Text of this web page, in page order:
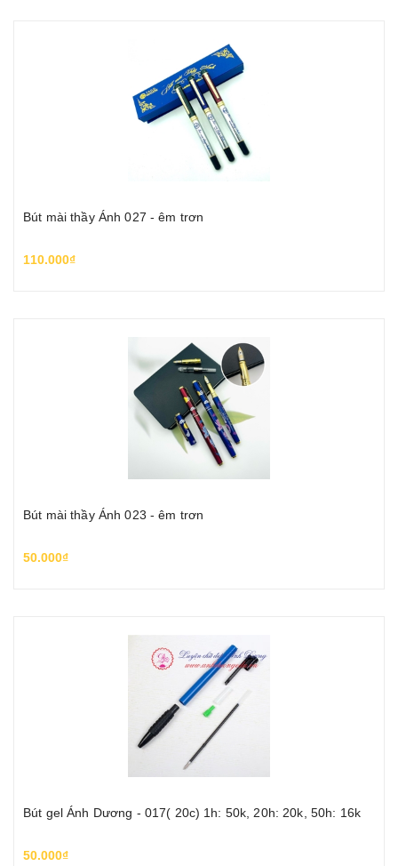
Bút mài thầy Ánh 027 - êm trơn
110.000₫
Bút mài thầy Ánh 023 - êm trơn
50.000₫
Bút gel Ánh Dương - 017( 20c) 1h: 50k, 20h: 20k, 50h: 16k
50.000₫